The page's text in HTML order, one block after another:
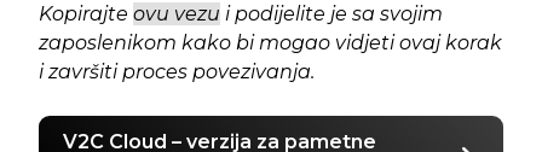
Kopirajte ovu vezu i podijelite je sa svojim
zaposlenikom kako bi mogao vidjeti ovaj korak
i završiti proces povezivanja.
V2C Cloud – verzija za pametne